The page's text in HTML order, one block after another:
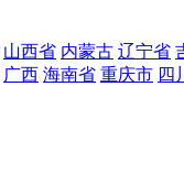
山西省 内蒙古 辽宁省
广西 海南省 重庆市 四